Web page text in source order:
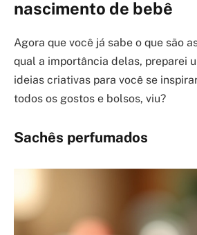
nascimento de bebê
Agora que você já sabe o que são
qual a importância delas, preparei
ideias criativas para você se
todos os gostos e bolsos, viu?
Sachês perfumados